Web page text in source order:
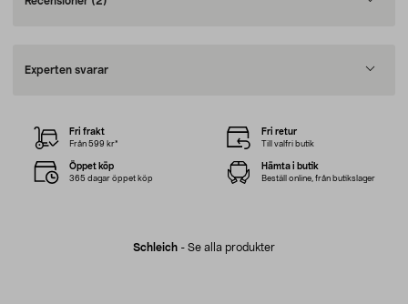
Experten svarar
Schleich - Se alla produkter
Fri frakt
Från 599 kr*
Fri retur
Till valfri butik
Öppet köp
365 dagar öppet köp
Hämta i butik
Beställ online, från butikslager